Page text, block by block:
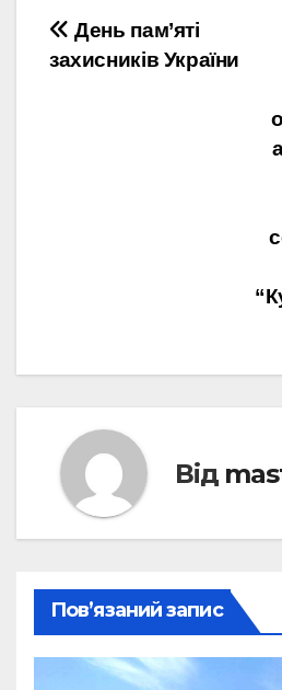
Навігація
День пам’яті
захисників України
Від
Пов’язаний запис